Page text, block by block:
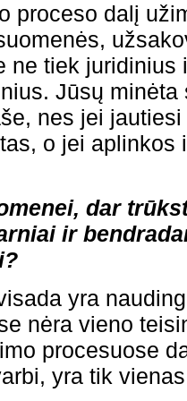
proceso dalį
ne tiek juridinius
Jūsų
nes jei
o jei aplinkos
dar
ir
yra
nėra vieno
procesuose
yra tik